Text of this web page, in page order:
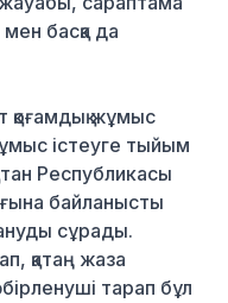
басқа да
қоғамдық жұмыс
істеуге тыйым
Республикасы
байланысты
сұрады.
қатаң жаза
тарап бұл